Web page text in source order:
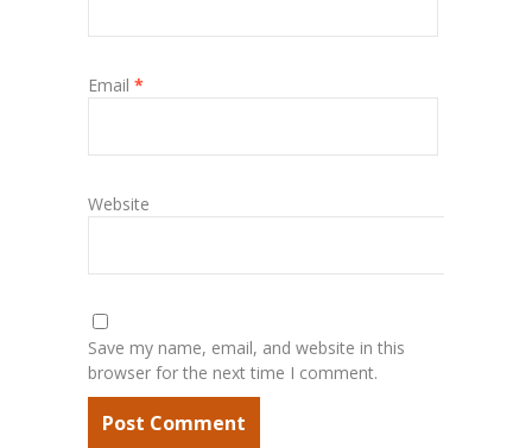
Email *
Website
Save my name, email, and website in this
browser for the next time I comment.